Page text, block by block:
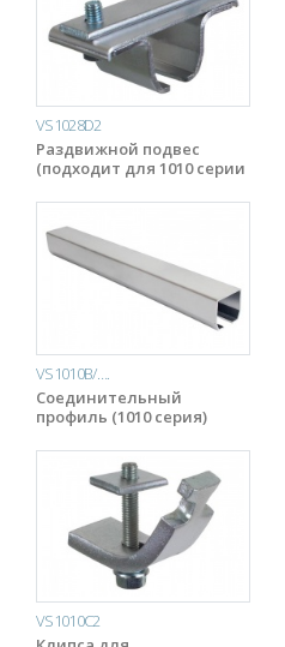
VS1028D2
Раздвижной подвес
(подходит для 1010 серии
VS1010B/….
Соединительный
профиль (1010 серия)
VS1010C2